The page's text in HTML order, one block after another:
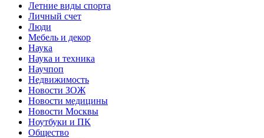
Летние виды спорта
Личный счет
Люди
Мебель и декор
Наука
Наука и техника
Научпоп
Недвижимость
Новости ЗОЖ
Новости медицины
Новости Москвы
Ноутбуки и ПК
Общество